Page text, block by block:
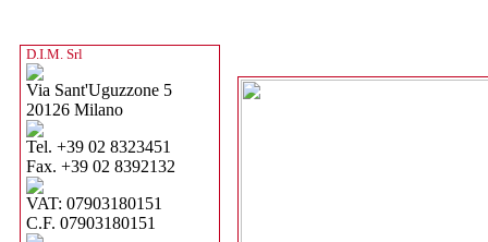
D.I.M. Srl
Via Sant'Uguzzone 5
20126 Milano
Tel. +39 02 8323451
Fax. +39 02 8392132
VAT: 07903180151
C.F. 07903180151